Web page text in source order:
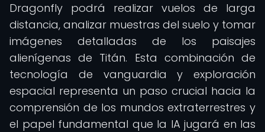
Dragonfly podrá realizar vuelos de larga
distancia, analizar muestras del suelo y tomar
imágenes detalladas de los paisajes
alienígenas de Titán. Esta combinación de
tecnología de vanguardia y exploración
espacial representa un paso crucial hacia la
comprensión de los mundos extraterrestres y
el papel fundamental que la IA jugará en las